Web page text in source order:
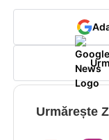
Urmărește